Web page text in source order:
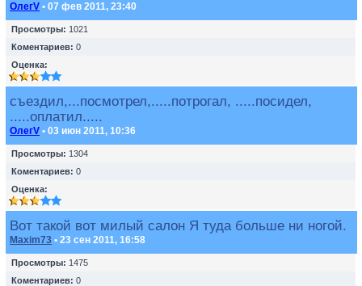
ОлегV • 07 фев 2011, 23:40
Просмотры: 1021
Коментариев: 0
Оценка:
съездил,...посмотрел,.....потрогал, .....посидел,
.....оплатил.....
ОлегV • 03 июн 2011, 10:36
Просмотры: 1304
Коментариев: 0
Оценка:
Вот такой вот милый салон Я туда больше ни ногой.
Maxim73 • 23 сен 2011, 16:58
Просмотры: 1475
Коментариев: 0